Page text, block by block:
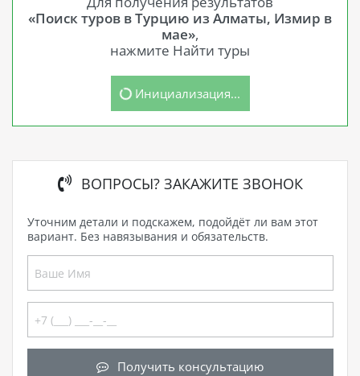
«Поиск туров в Турцию из Алматы, Измир в
мае»,
нажмите Найти туры
Инициализация...
ВОПРОСЫ? ЗАКАЖИТЕ ЗВОНОК
Уточним детали и подскажем, подойдёт ли вам этот
вариант. Без навязывания и обязательств.
Получить консультацию